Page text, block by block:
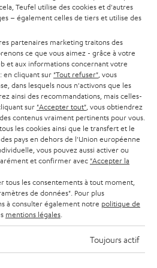
Teufel utilise des cookies et d'autres
– également celles de tiers et utilise des
partenaires marketing traitons des
ce que vous aimez - grâce à votre
et aux informations concernant votre
en cliquant sur "Tout refuser" , vous
dans lesquels nous n'activons que les
ainsi des recommandations, mais celles-
sur "Accepter tout" , vous obtiendrez
contenus vraiment pertinents pour vous.
les cookies ainsi que le transfert et le
pays en dehors de l'Union européenne
vous pouvez aussi activer ou
et confirmer avec "Accepter la
tous les consentements à tout moment,
de données". Pour plus
à consulter également notre politique de
mentions légales
Toujours actif